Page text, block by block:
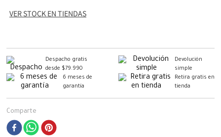
VER STOCK EN TIENDAS
Despacho gratis
desde $79.990
Devolución
simple
6 meses de
garantía
Retira gratis en
tienda
Comparte